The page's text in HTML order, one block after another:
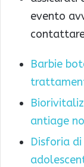
evento
Barbie
antiage
Disforia